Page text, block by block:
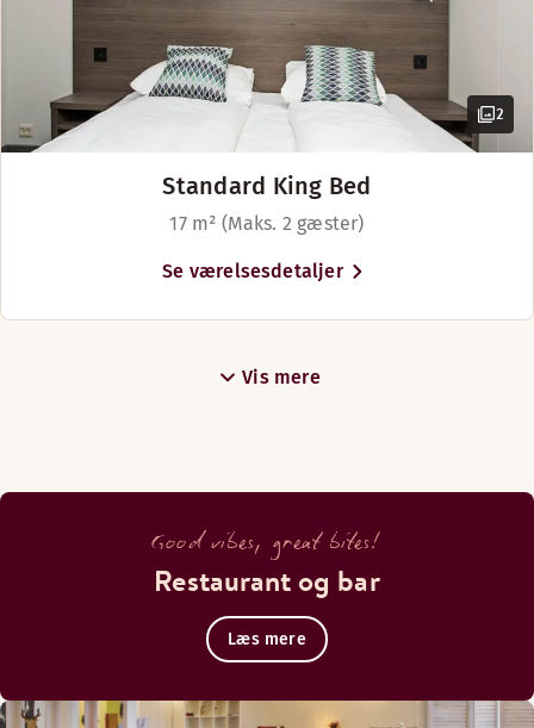
2
Standard King Bed
17 m² (Maks. 2 gæster)
Se værelsesdetaljer
Vis mere
Good vibes, great bites!
Restaurant og bar
Læs mere